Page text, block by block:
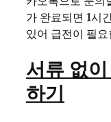
가 완료되면 1시
있어 급전이 필
서류 없
하기